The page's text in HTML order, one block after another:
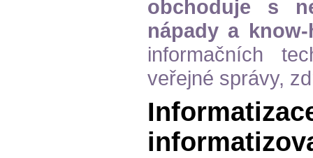
obchoduje s
nápady a
informačních
veřejné správy,